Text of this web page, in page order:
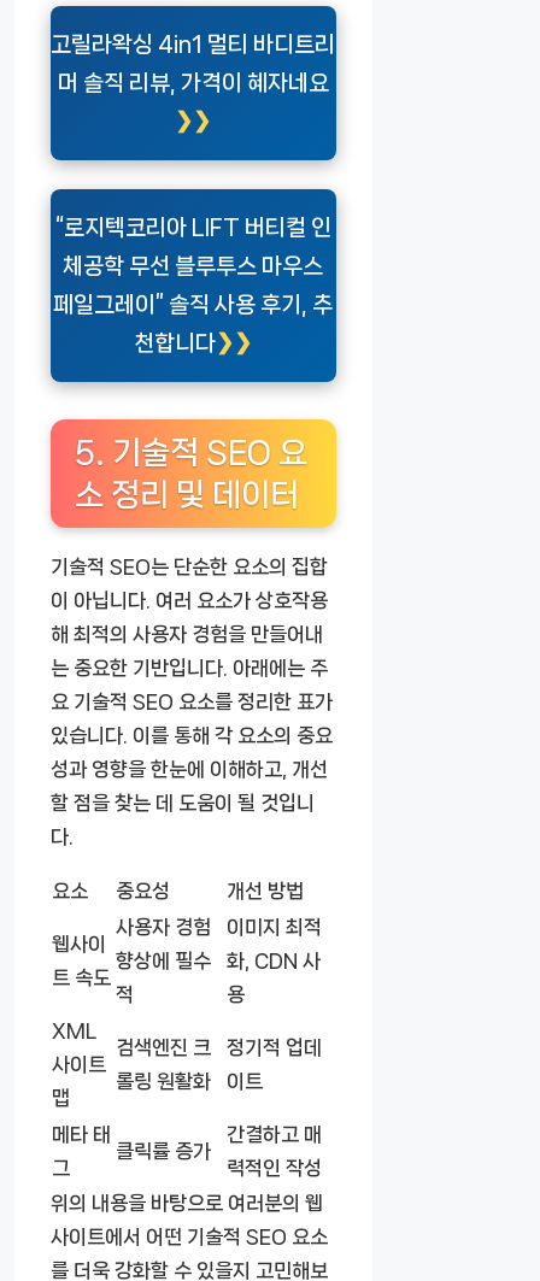
고릴라왁싱 4in1 멀티 바디트리
머 솔직 리뷰, 가격이 혜자네요
“로지텍코리아 LIFT 버티컬 인
체공학 무선 블루투스 마우스
페일그레이” 솔직 사용 후기, 추
천합니다
5. 기술적 SEO 요
소 정리 및 데이터
기술적 SEO는 단순한 요소의 집합
이 아닙니다. 여러 요소가 상호작용
해 최적의 사용자 경험을 만들어내
는 중요한 기반입니다. 아래에는 주
요 기술적 SEO 요소를 정리한 표가
있습니다. 이를 통해 각 요소의 중요
성과 영향을 한눈에 이해하고, 개선
할 점을 찾는 데 도움이 될 것입니
다.
요소 중요성 개선 방법
웹사이
트 속도
사용자 경험
향상에 필수
적
이미지 최적
화, CDN 사
용
XML
사이트
맵
검색엔진 크
롤링 원활화
정기적 업데
이트
메타 태
그
클릭률 증가
간결하고 매
력적인 작성
위의 내용을 바탕으로 여러분의 웹
사이트에서 어떤 기술적 SEO 요소
를 더욱 강화할 수 있을지 고민해보